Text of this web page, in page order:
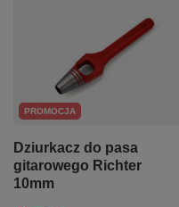
PROMOCJA
Dziurkacz do pasa
gitarowego Richter
10mm